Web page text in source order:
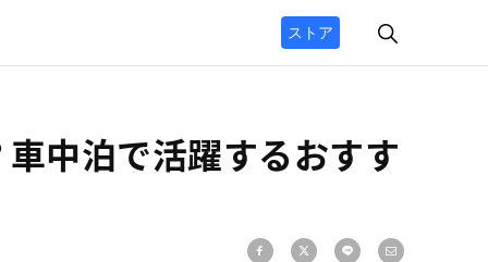
ストア
中泊で活躍するおすす